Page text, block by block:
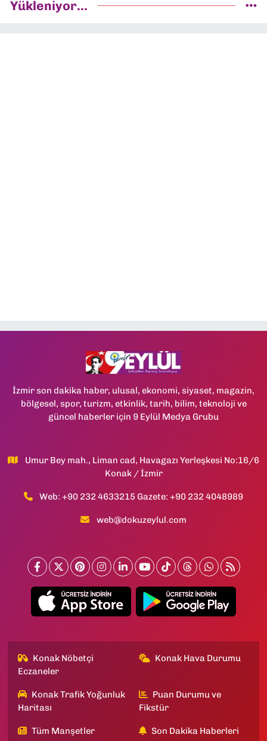
Yükleniyor...
İzmir son dakika haber, ulusal, ekonomi, siyaset, magazin,
bölgesel, spor, turizm, etkinlik, tarih, bilim, teknoloji ve
güncel haberler için 9 Eylül Medya Grubu
Umur Bey mah., Liman cad, Havagazı Yerleşkesi No:16/6
Konak / İzmir
Web: +90 232 4633215 Gazete: +90 232 4048989
web@dokuzeylul.com
Konak Nöbetçi
Eczaneler
Konak Hava Durumu
Konak Trafik Yoğunluk
Haritası
Puan Durumu ve
Fikstür
Tüm Manşetler Son Dakika Haberleri